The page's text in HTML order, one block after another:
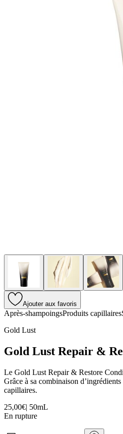
Ajouter aux favoris
Après-shampoingsProduits capillaires
Gold Lust
Gold Lust Repair &
Le Gold Lust Repair & Restore
Grâce à sa combinaison
capillaires.
25,00€| 50mL
En rupture